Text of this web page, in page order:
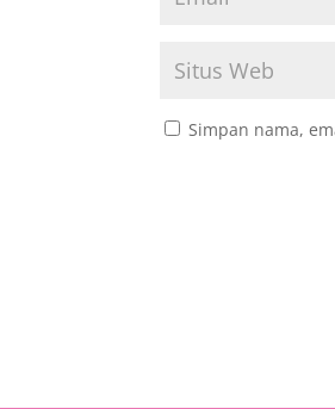
Simpan nama,